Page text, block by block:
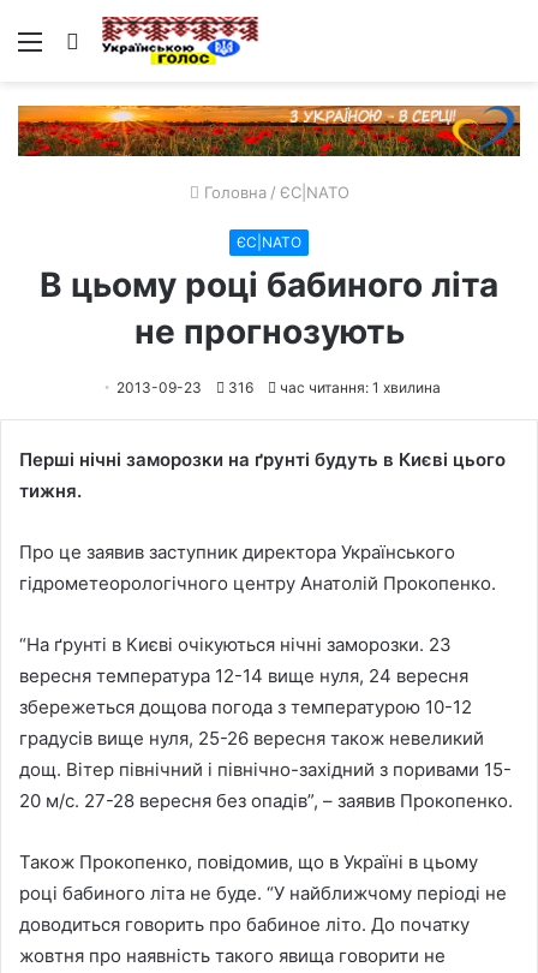
Меню Пошук
Головна / ЄС|NATO
ЄС|NATO
В цьому році бабиного літа
не прогнозують
2013-09-23 316 час читання: 1 хвилина
Перші нічні заморозки на ґрунті будуть в Києві цього
тижня.
Про це заявив заступник директора Українського
гідрометеорологічного центру Анатолій Прокопенко.
“На ґрунті в Києві очікуються нічні заморозки. 23
вересня температура 12-14 вище нуля, 24 вересня
збережеться дощова погода з температурою 10-12
градусів вище нуля, 25-26 вересня також невеликий
дощ. Вітер північний і північно-західний з поривами 15-
20 м/с. 27-28 вересня без опадів”, – заявив Прокопенко.
Також Прокопенко, повідомив, що в Україні в цьому
році бабиного літа не буде. “У найближчому періоді не
доводиться говорить про бабиное літо. До початку
жовтня про наявність такого явища говорити не